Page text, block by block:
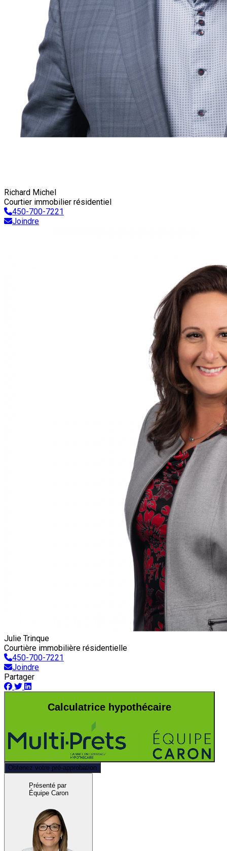
Richard Michel
Courtier immobilier résidentiel
450-700-7221
Joindre
Julie Trinque
Courtière immobilière résidentielle
450-700-7221
Joindre
Partager
Calculatrice hypothécaire
Obtenez votre pré-approbation
Présenté par
Équipe Caron